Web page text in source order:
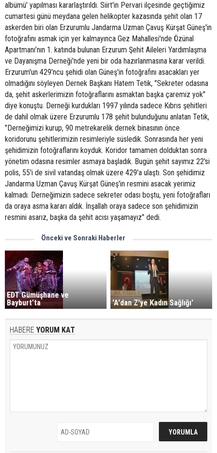
albümü' yapılması kararlaştırıldı. Siirt'in Pervari ilçesinde geçtiğimiz
cumartesi günü meydana gelen helikopter kazasında şehit olan 17
askerden biri olan Erzurumlu Jandarma Uzman Çavuş Kürşat Güneş'in
fotoğrafını asmak için yer kalmayınca Gez Mahallesi'nde Özünal
Apartmanı’nın 1. katında bulunan Erzurum Şehit Aileleri Yardımlaşma
ve Dayanışma Derneği'nde yeni bir oda hazırlanmasına karar verildi.
Erzurum'un 429'ncu şehidi olan Güneş'in fotoğrafını asacakları yer
olmadığını söyleyen Dernek Başkanı Hatem Tetik, "Sekreter odasına
da, şehit askerlerimizin fotoğraflarını asmaktan başka çaremiz yok"
diye konuştu. Derneği kurdukları 1997 yılında sadece Kıbrıs şehitleri
de dahil olmak üzere Erzurumlu 178 şehit bulunduğunu anlatan Tetik,
"Derneğimizi kurup, 90 metrekarelik dernek binasının önce
koridorunu şehitlerimizin resimleriyle süsledik. Sonrasında her yeni
şehidimizin fotoğraflarını koyduk. Koridor tamamen dolduktan sonra
yönetim odasına resimler asmaya başladık. Bugün şehit sayımız 22'si
polis, 55'i de sivil vatandaş olmak üzere 429'a ulaştı. Son şehidimiz
Jandarma Uzman Çavuş Kürşat Güneş'in resmini asacak yerimiz
kalmadı. Derneğimizin sadece sekreter odası boştu, yeni fotoğrafları
da oraya asma kararı aldık. İnşallah oraya sadece son şehidimizin
resmini asarız, başka da şehit acısı yaşamayız" dedi.
Önceki ve Sonraki Haberler
EDT Gümüşhane ve
Bayburt'ta
'A'dan Z'ye Kadın Sağlığı'
HABERE YORUM KAT